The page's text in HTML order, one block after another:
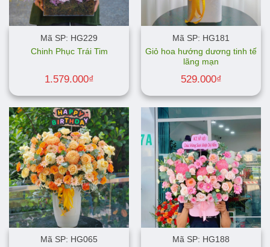
Mã SP: HG229
Chinh Phục Trái Tim
1.579.000₫
Mã SP: HG181
Giỏ hoa hướng dương tinh tế
lãng mạn
529.000₫
Mã SP: HG065
Mã SP: HG188